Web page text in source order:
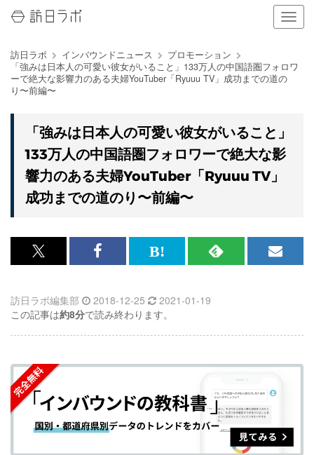
ナ
ビ
ー
シ
訪日ラボ インバウンドニュース
プロモーション
「強みは日本人の可愛い彼女がいること」133万人の中国語圏フォロワ
ーで絶大な影響力のある夫婦YouTuber「Ryuuu TV」成功までの道の
り〜前編〜
「強みは日本人の可愛い彼女がいること」
133万人の中国語圏フォロワーで絶大な影
響力のある夫婦YouTuber「Ryuuu TV」
成功までの道のり〜前編〜
x<br>
記
事
シ
ェ
ア
す
Facebook<br>
記
事
シ
ェ
ア
す
は
な
ブ
ク
マ
ー
ク
RSS
購
読
す
る
メ
録
す
訪日ラボ編集部 2018-12-25
2021-01-19
この記事は約8分で読み終わります。